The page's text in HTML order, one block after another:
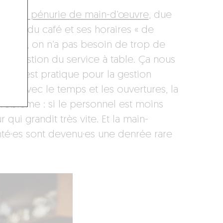
une pénurie de main-d’œuvre, due
du café et ses horaires « de
on n’a pas besoin de trop de
gestion du service à table. Ça nous
qui est pratique pour la gestion
qu’avec le temps et les ouvertures, la
: si le personnel est moins
qui grandit très vite. Et la main-
sont devenu·es une denrée rare